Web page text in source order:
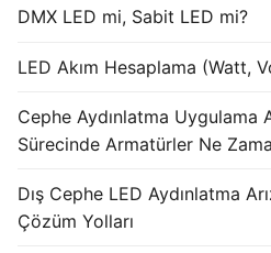
DMX BİLGİ
DMX Nedir? Ürün
Cephe
Cephe Animasyon
DMX LED mi, Sabit LED mi?
LED Akım Hesaplama (Watt,
Cephe Aydınlatma Uygulama
Sürecinde Armatürler Ne
Dış Cephe LED Aydınlatma
Çözüm Yolları